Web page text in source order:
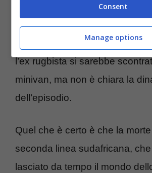
dall’Ansa, l’incidente mortale è
Emalahleni, città distante circa
da Johannesburg. L’auto su
l’ex rugbista si sarebbe
minivan, ma non è chiara la
dell’episodio.
Quel che è certo è che la morte
seconda linea sudafricana,
lasciato da tempo il mondo
Consent
Manage options